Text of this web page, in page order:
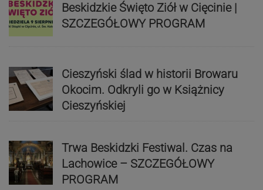
Beskidzkie Święto Ziół w Cięcinie |
SZCZEGÓŁOWY PROGRAM
Cieszyński ślad w historii Browaru
Okocim. Odkryli go w Książnicy
Cieszyńskiej
Trwa Beskidzki Festiwal. Czas na
Lachowice – SZCZEGÓŁOWY
PROGRAM